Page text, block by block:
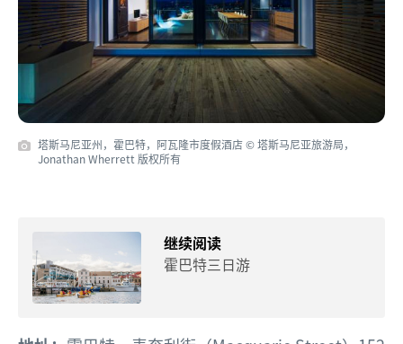
塔斯马尼亚州，霍巴特，阿瓦隆市度假酒店 © 塔斯马尼亚旅游局，
Jonathan Wherrett 版权所有
继续阅读
霍巴特三日游